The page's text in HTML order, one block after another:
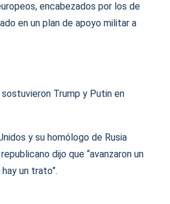
encabezados por los de
en un plan de apoyo militar a
Trump y Putin en
y su homólogo de Rusia
dijo que “avanzaron un
un trato”.